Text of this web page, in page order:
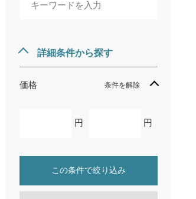
詳細条件から探す
価格 条件を解除
円 円
この条件で絞り込み